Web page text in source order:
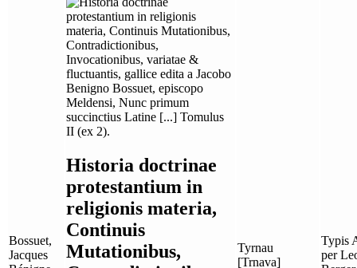
Bossuet,
Jacques
Historia doctrinae
protestantium in
religionis materia,
Continuis
Mutationibus,
Tyrnau
[Trnava]
Typis
per